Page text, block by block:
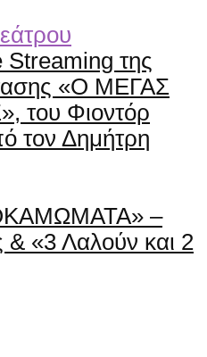
Streaming της
«Ο ΜΕΓΑΣ
του Φιοντόρ
τον Δημήτρη
–
& «3 Λαλούν και 2